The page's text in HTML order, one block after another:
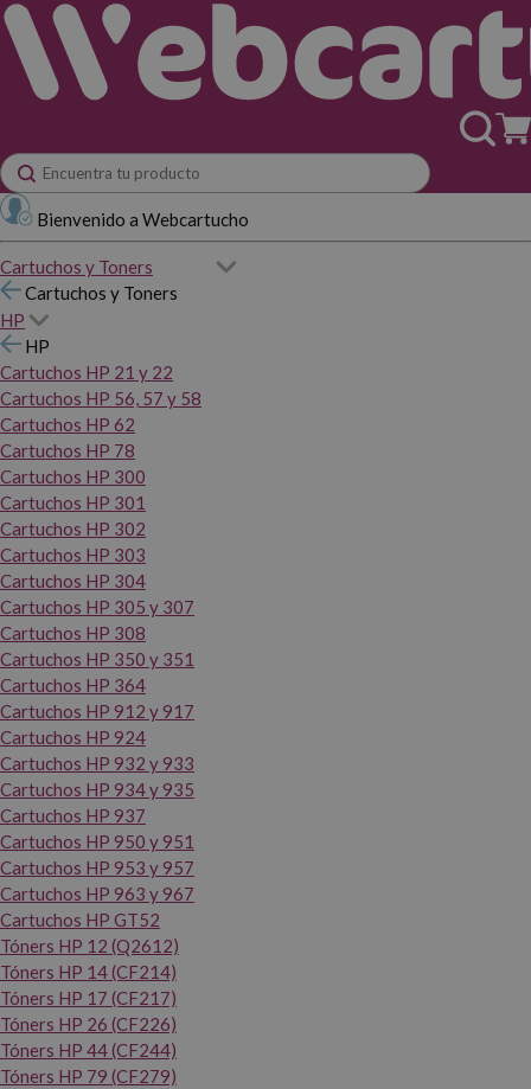
Bienvenido a Webcartucho
Cartuchos y Toners
Cartuchos y Toners
HP
HP
Cartuchos HP 21 y 22
Cartuchos HP 56, 57 y 58
Cartuchos HP 62
Cartuchos HP 78
Cartuchos HP 300
Cartuchos HP 301
Cartuchos HP 302
Cartuchos HP 303
Cartuchos HP 304
Cartuchos HP 305 y 307
Cartuchos HP 308
Cartuchos HP 350 y 351
Cartuchos HP 364
Cartuchos HP 912 y 917
Cartuchos HP 924
Cartuchos HP 932 y 933
Cartuchos HP 934 y 935
Cartuchos HP 937
Cartuchos HP 950 y 951
Cartuchos HP 953 y 957
Cartuchos HP 963 y 967
Cartuchos HP GT52
Tóners HP 12 (Q2612)
Tóners HP 14 (CF214)
Tóners HP 17 (CF217)
Tóners HP 26 (CF226)
Tóners HP 44 (CF244)
Tóners HP 79 (CF279)